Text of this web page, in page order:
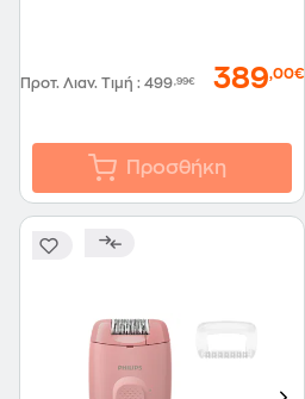
Προτ. Λιαν. Τιμή : 499,99€ 389,00€
Προσθήκη